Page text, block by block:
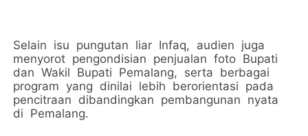
Selain isu pungutan liar Infaq, audien juga
menyorot pengondisian penjualan foto Bupati
dan Wakil Bupati Pemalang, serta berbagai
program yang dinilai lebih berorientasi pada
pencitraan dibandingkan pembangunan nyata
di Pemalang.